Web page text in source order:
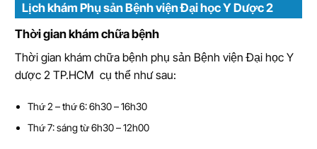
Lịch khám Phụ sản Bệnh viện Đại học Y Dược 2
Thời gian khám chữa bệnh
Thời gian khám chữa bệnh phụ sản Bệnh viện Đại học Y
dược 2 TP.HCM cụ thể như sau:
Thứ 2 – thứ 6: 6h30 – 16h30
Thứ 7: sáng từ 6h30 – 12h00